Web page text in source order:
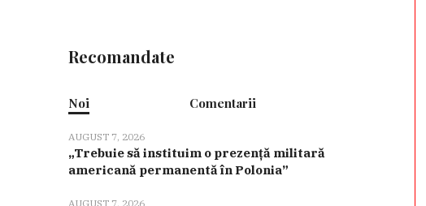
Recomandate
Noi Comentarii
AUGUST 7, 2026
„Trebuie să instituim o prezență militară
americană permanentă în Polonia”
AUGUST 7, 2026